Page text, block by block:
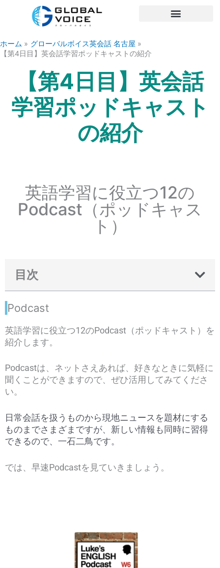
ス
キ
ホーム
グローバルボイス英会話 名古屋
【第4日目】英会話学習ポッドキャストの紹介
【第4日目】英会話
学習ポッドキャスト
の紹介
英語学習に役立つ12の
Podcast（ポッドキャス
ト）
目次
Podcast
英語学習に役立つ12のPodcast（ポッドキャスト）を
紹介します。
Podcastは、ネットさえあれば、好きなときに気軽に
聞くことができますので、ぜひ活用してみてくださ
い。
日常会話を扱うものから現地ニュースを題材にする
ものまでさまざまですが、新しい情報も同時に習得
できるので、一石二鳥です。
では、早速Podcastを見ていきましょう。